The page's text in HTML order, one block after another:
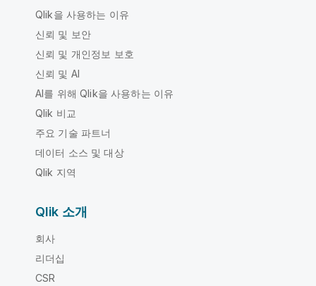
Qlik을 사용하는 이유
신뢰 및 보안
신뢰 및 개인정보 보호
신뢰 및 AI
AI를 위해 Qlik을 사용하는 이유
Qlik 비교
주요 기술 파트너
데이터 소스 및 대상
Qlik 지역
Qlik 소개
회사
리더십
CSR